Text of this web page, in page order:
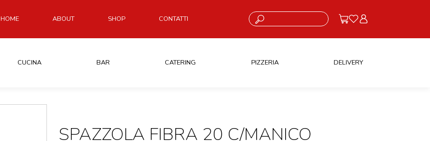
HOME ABOUT SHOP CONTATTI Cosa stai cercando?
CUCINA BAR CATERING PIZZERIA DELIVERY
SPAZZOLA FIBRA 20 C/MANICO